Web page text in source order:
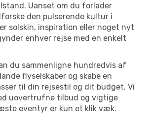
Uanset om du forlader
den pulserende kultur i
solskin, inspiration eller noget nyt
enhver rejse med en enkelt
du sammenligne hundredvis af
flyselskaber og skabe en
til din rejsestil og dit budget. Vi
uovertrufne tilbud og vigtige
eventyr er kun et klik væk.